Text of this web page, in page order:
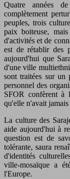
Quatre années
complètement
peuples, trois
paix boiteuse,
d'activités et de
est de rétablir des
aujourd'hui que
d'une ville
sont traitées sur un
personnel des
SFOR confèrent à
qu'elle n'avait
La culture des
aide aujourd'hui à
question est de
tolérante, saura
d'identités
ville-mosaïque a
l'Europe.